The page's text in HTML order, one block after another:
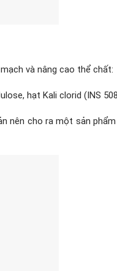
và nâng cao thể chất:
hạt Kali clorid (INS
nên cho ra một sản